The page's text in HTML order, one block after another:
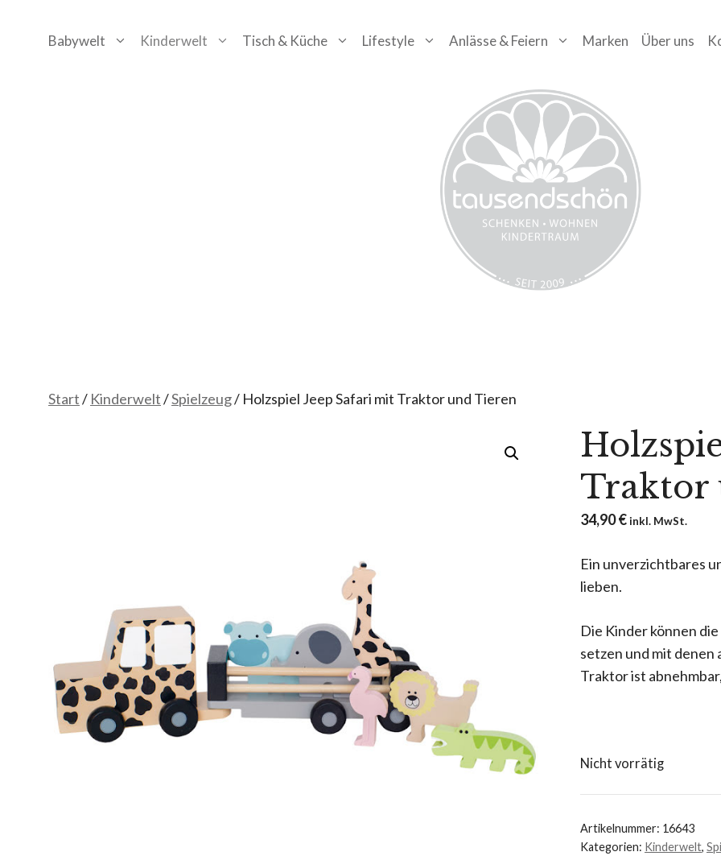
ZumBabywelt Kinderwelt Tisch & Küche Lifestyle Anlässe & Feiern Marken Über uns
Start/ Kinderwelt/Spielzeug/ Holzspiel Jeep Safari mit Traktor und Tieren
Traktor
34,90€ inkl. MwSt.
Ein unverzichtbares
lieben.
Die Kinder können
setzen und mit
Traktor ist
Nicht vorrätig
Artikelnummer: 16643
Kategorien: Kinderwelt,